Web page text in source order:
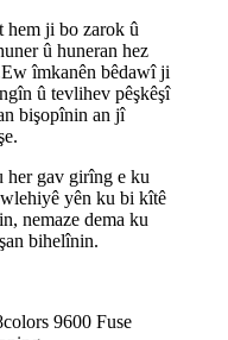
hem ji bo zarok û
û huneran hez
îmkanên bêdawî ji
û tevlihev pêşkêşî
bişopînin an jî
her gav girîng e ku
yên ku bi kîtê
nemaze dema ku
bihelînin.